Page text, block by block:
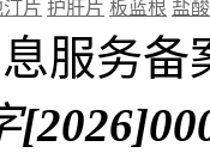
片 护肝片 板蓝根 盐
服务备